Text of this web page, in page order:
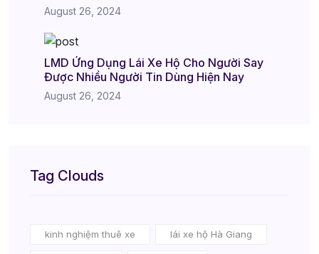
August 26, 2024
LMD Ứng Dụng Lái Xe Hộ Cho Người Say
Được Nhiều Người Tin Dùng Hiện Nay
August 26, 2024
Tag Clouds
kinh nghiệm thuê xe lái xe hộ Hà Giang